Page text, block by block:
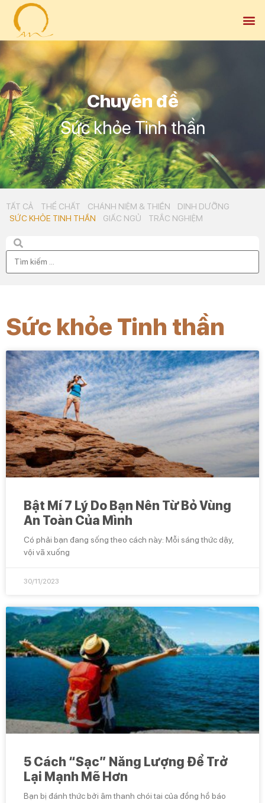
Chuyên đề
Sức khỏe Tinh thần
TẤT CẢ THỂ CHẤT CHÁNH NIỆM & THIỀN
DINH DƯỠNG
SỨC KHỎE TINH THẦN
GIẤC NGỦ TRẮC NGHIỆM
Sức khỏe Tinh thần
Bật Mí 7 Lý Do Bạn Nên Từ Bỏ Vùng
An Toàn Của Mình
Có phải bạn đang sống theo cách này: Mỗi sáng thức dậy,
vội vã xuống
30/11/2023
5 Cách “Sạc” Năng Lượng Để Trở
Lại Mạnh Mẽ Hơn
Bạn bị đánh thức bởi âm thanh chói tai của đồng hồ báo